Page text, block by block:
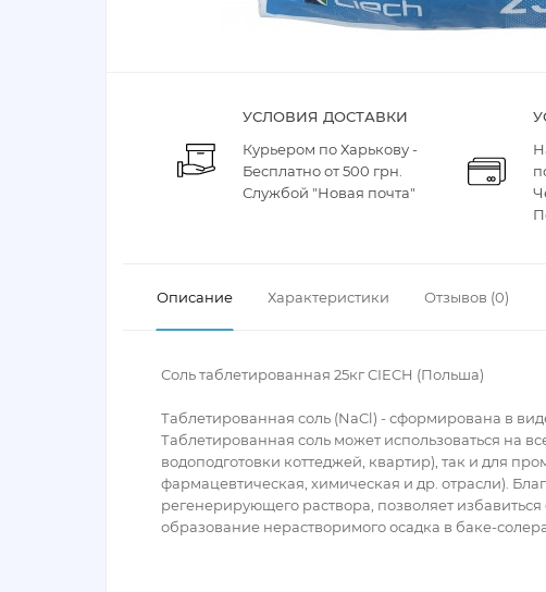
УСЛОВИЯ ДОСТАВКИ
Курьером по Харькову -
Бесплатно от 500 грн.
Службой "Новая почта"
Описание Характеристики Отзывов (0)
Соль таблетированная 25кг CIECH (Польша)
Таблетированная соль (NaCl) - сформирована в
Таблетированная соль может использоваться на
водоподготовки коттеджей, квартир), так и для
фармацевтическая, химическая и др. отрасли).
регенерирующего раствора, позволяет
образование нерастворимого осадка в баке-